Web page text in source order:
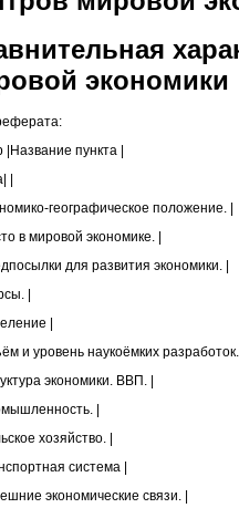
экономики
|Название пункта |
|
географическое положение. |
в мировой экономике. |
для развития экономики. |
|
|
и уровень наукоёмких
экономики. ВВП. |
|
хозяйство. |
система |
экономические связи. |